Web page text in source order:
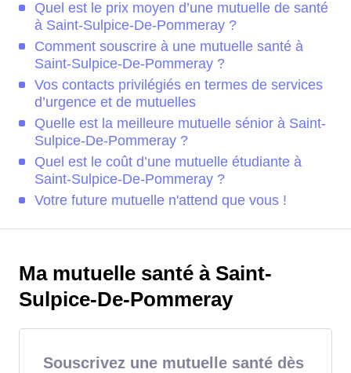
Quel est le prix moyen d’une mutuelle de santé
à Saint-Sulpice-De-Pommeray ?
Comment souscrire à une mutuelle santé à
Saint-Sulpice-De-Pommeray ?
Vos contacts privilégiés en termes de services
d’urgence et de mutuelles
Quelle est la meilleure mutuelle sénior à Saint-
Sulpice-De-Pommeray ?
Quel est le coût d’une mutuelle étudiante à
Saint-Sulpice-De-Pommeray ?
Votre future mutuelle n'attend que vous !
Ma mutuelle santé à Saint-
Sulpice-De-Pommeray
Souscrivez une mutuelle santé dès